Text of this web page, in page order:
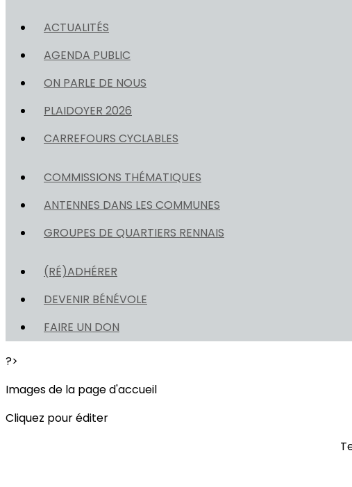
ACTUALITÉS
AGENDA PUBLIC
ON PARLE DE NOUS
PLAIDOYER 2026
CARREFOURS CYCLABLES
COMMISSIONS THÉMATIQUES
ANTENNES DANS LES COMMUNES
GROUPES DE QUARTIERS RENNAIS
(RÉ)ADHÉRER
DEVENIR BÉNÉVOLE
FAIRE UN DON
?>
Images de la page d'accueil
Cliquez pour éditer